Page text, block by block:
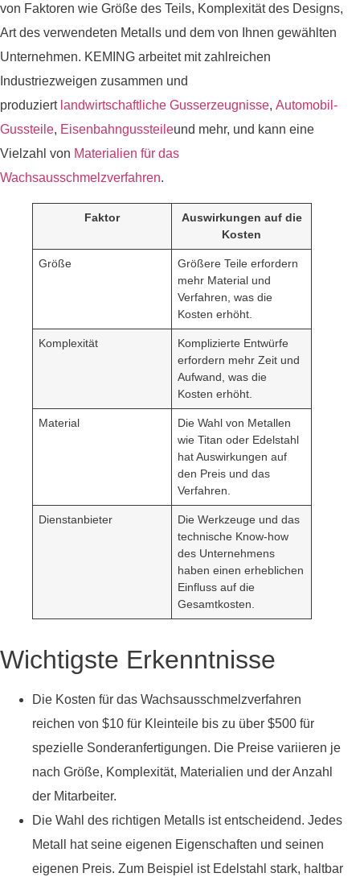
von Faktoren wie Größe des Teils, Komplexität des Designs,
Art des verwendeten Metalls und dem von Ihnen gewählten
Unternehmen. KEMING arbeitet mit zahlreichen
Industriezweigen zusammen und
produziert landwirtschaftliche Gusserzeugnisse, Automobil-
Gussteile, Eisenbahngussteileund mehr, und kann eine
Vielzahl von Materialien für das
Wachsausschmelzverfahren.
Faktor
Auswirkungen auf die
Kosten
Größe
Größere Teile erfordern
mehr Material und
Verfahren, was die
Kosten erhöht.
Komplexität
Komplizierte Entwürfe
erfordern mehr Zeit und
Aufwand, was die
Kosten erhöht.
Material
Die Wahl von Metallen
wie Titan oder Edelstahl
hat Auswirkungen auf
den Preis und das
Verfahren.
Dienstanbieter
Die Werkzeuge und das
technische Know-how
des Unternehmens
haben einen erheblichen
Einfluss auf die
Gesamtkosten.
Wichtigste Erkenntnisse
Die Kosten für das Wachsausschmelzverfahren
reichen von $10 für Kleinteile bis zu über $500 für
spezielle Sonderanfertigungen. Die Preise variieren je
nach Größe, Komplexität, Materialien und der Anzahl
der Mitarbeiter.
Die Wahl des richtigen Metalls ist entscheidend. Jedes
Metall hat seine eigenen Eigenschaften und seinen
eigenen Preis. Zum Beispiel ist Edelstahl stark, haltbar